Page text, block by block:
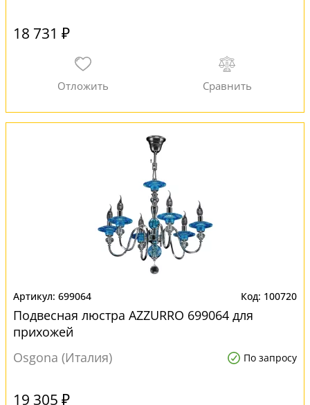
18 731 ₽
699064 100720
Подвесная люстра AZZURRO 699064 для
прихожей
Osgona (Италия)
По запросу
19 305 ₽